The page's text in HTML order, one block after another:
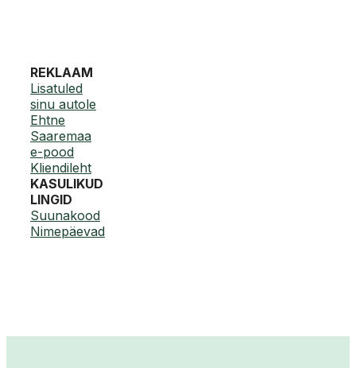
REKLAAM
Lisatuled
sinu autole
Ehtne
Saaremaa
e-pood
Kliendileht
KASULIKUD
LINGID
Suunakood
Nimepäevad